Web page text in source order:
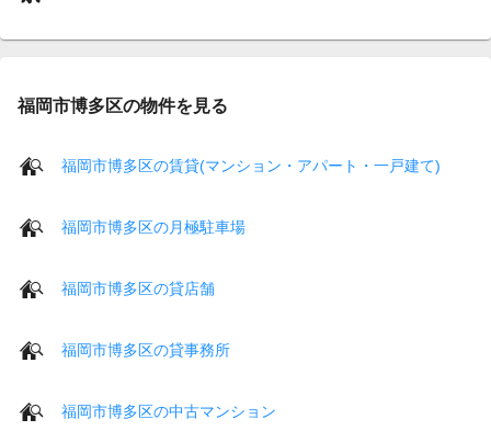
福岡市博多区の物件を見る
福岡市博多区の賃貸(マンション・アパート・一戸建て)
福岡市博多区の月極駐車場
福岡市博多区の貸店舗
福岡市博多区の貸事務所
福岡市博多区の中古マンション